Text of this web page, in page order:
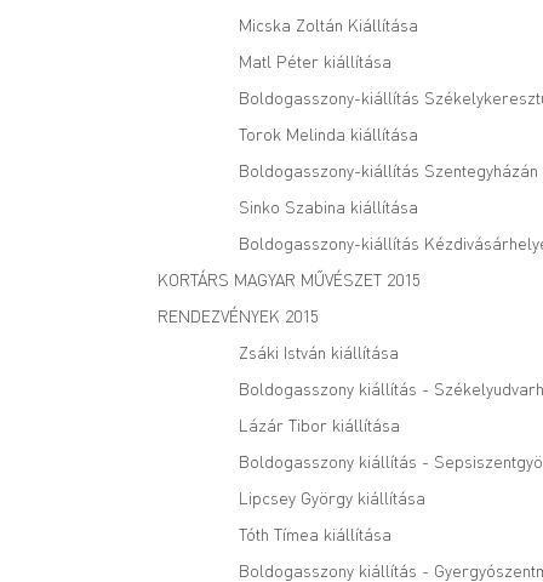
Micska Zoltán Kiállítása
Matl Péter kiállítása
Boldogasszony-kiállítás
Torok Melinda kiállítása
Boldogasszony-kiállítás Szentegyházán
Sinko Szabina kiállítása
Boldogasszony-kiállítás
KORTÁRS MAGYAR MŰVÉSZET 2015
RENDEZVÉNYEK 2015
Zsáki István kiállítása
Boldogasszony kiállítás -
Lázár Tibor kiállítása
Boldogasszony kiállítás -
Lipcsey György kiállítása
Tóth Tímea kiállítása
Boldogasszony kiállítás -